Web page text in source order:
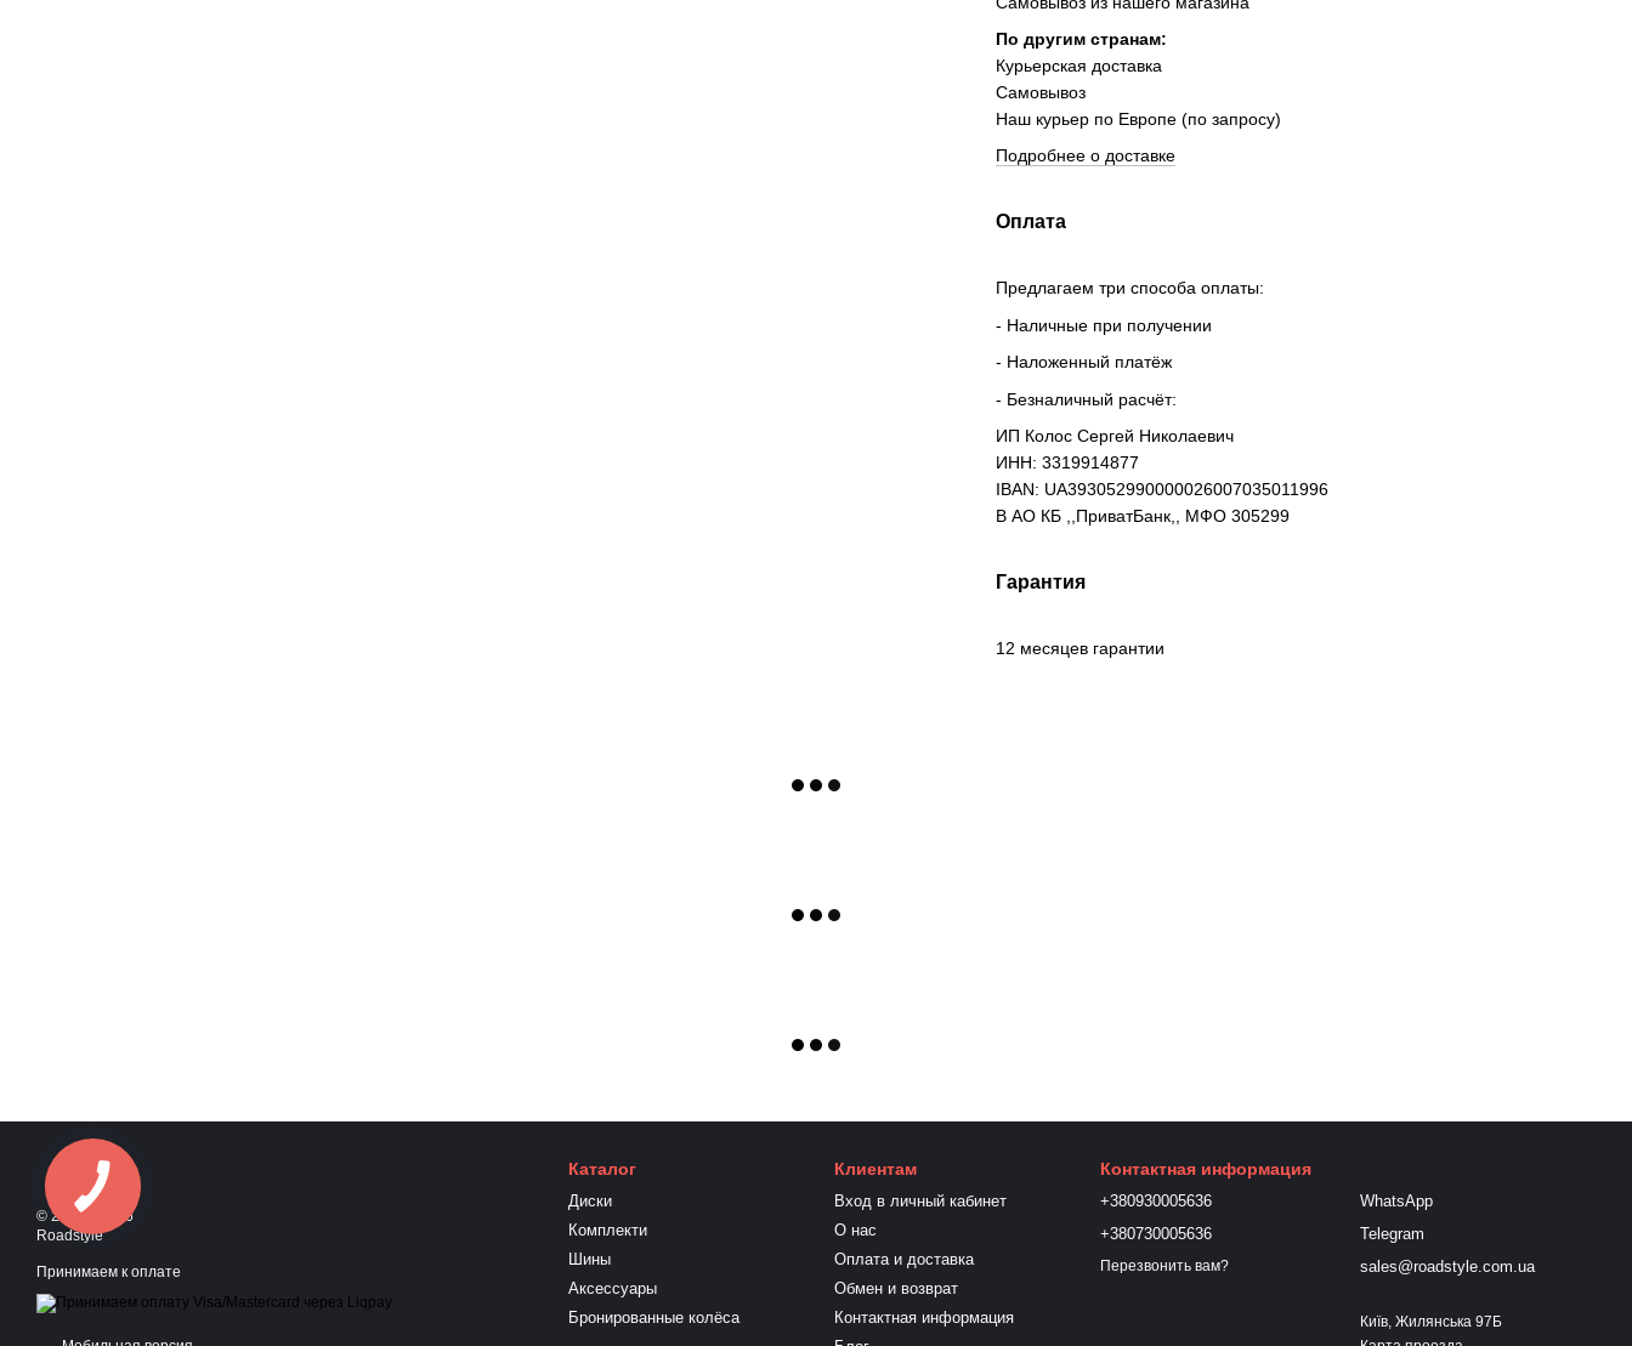
По другим странам:
Курьерская доставка
Самовывоз
Наш курьер по Европе (по запросу)
Подробнее о доставке
Оплата
Предлагаем три способа оплаты:
- Наличные при получении
- Наложенный платёж
- Безналичный расчёт:
ИП Колос Сергей Николаевич
ИНН: 3319914877
IBAN: UA393052990000026007035011996
В АО КБ ,,ПриватБанк,, МФО 305299
Гарантия
12 месяцев гарантии
© 2016—2026
Roadstyle
Принимаем к оплате
Каталог
Диски
Комплекти
Шины
Аксессуары
Бронированные колёса
Клиентам
Вход в личный кабинет
О нас
Оплата и доставка
Обмен и возврат
Контактная информация
Контактная информация
+380930005636
+380730005636
Перезвонить вам?
WhatsApp
Telegram
sales@roadstyle.com.ua
Київ, Жилянська 97Б